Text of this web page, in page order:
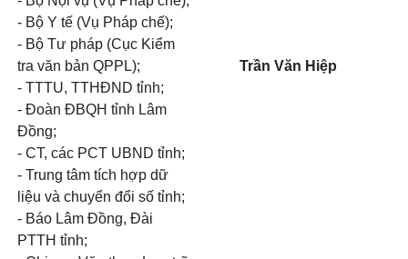
- Bộ Y tế (Vụ Pháp chế);
- Bộ Tư pháp (Cục Kiểm
tra văn bản QPPL);
- TTTU, TTHĐND tỉnh;
- Đoàn ĐBQH tỉnh Lâm
Đồng;
- CT, các PCT UBND tỉnh;
- Trung tâm tích hợp dữ
liệu và chuyển đổi số tỉnh;
- Báo Lâm Đồng, Đài
PTTH tỉnh;
Trần Văn Hiệp